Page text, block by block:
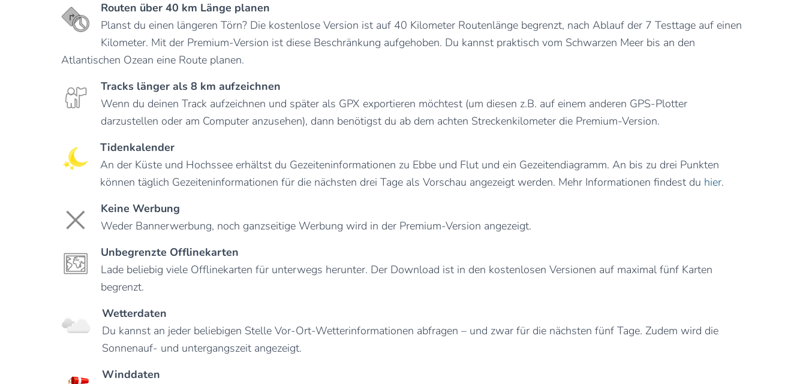
Routen über 40 km Länge planen
Planst du einen längeren Törn? Die kostenlose Version ist auf 40 Kilometer Routenlänge begrenzt, nach Ablauf der 7 Testtage auf einen
Kilometer. Mit der Premium-Version ist diese Beschränkung aufgehoben. Du kannst praktisch vom Schwarzen Meer bis an den
Atlantischen Ozean eine Route planen.
Tracks länger als 8 km aufzeichnen
Wenn du deinen Track aufzeichnen und später als GPX exportieren möchtest (um diesen z.B. auf einem anderen GPS-Plotter
darzustellen oder am Computer anzusehen), dann benötigst du ab dem achten Streckenkilometer die Premium-Version.
Tidenkalender
An der Küste und Hochssee erhältst du Gezeiteninformationen zu Ebbe und Flut und ein Gezeitendiagramm. An bis zu drei Punkten
können täglich Gezeiteninformationen für die nächsten drei Tage als Vorschau angezeigt werden. Mehr Informationen findest du hier.
Keine Werbung
Weder Bannerwerbung, noch ganzseitige Werbung wird in der Premium-Version angezeigt.
Unbegrenzte Offlinekarten
Lade beliebig viele Offlinekarten für unterwegs herunter. Der Download ist in den kostenlosen Versionen auf maximal fünf Karten
begrenzt.
Wetterdaten
Du kannst an jeder beliebigen Stelle Vor-Ort-Wetterinformationen abfragen – und zwar für die nächsten fünf Tage. Zudem wird die
Sonnenauf- und untergangszeit angezeigt.
Winddaten